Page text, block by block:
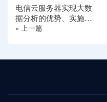
电信云服务器实现大数
据分析的优势、实施步
骤以及应用场景
« 上一篇